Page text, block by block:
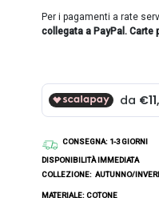
Per i pagamenti a rate
collegata a PayPal.
CONSEGNA: 1-3 GIORNI
DISPONIBILITÀ IMMEDIATA
COLLEZIONE: AUTUNNO/
MATERIALE: COTONE